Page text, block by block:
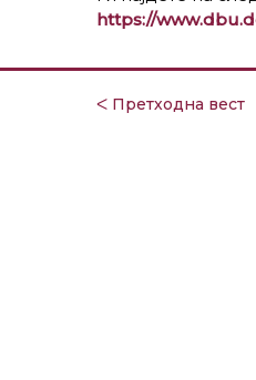
https://
ᐸ Претходна вест